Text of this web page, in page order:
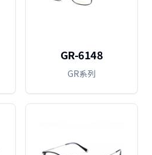
GR-6148
GR系列